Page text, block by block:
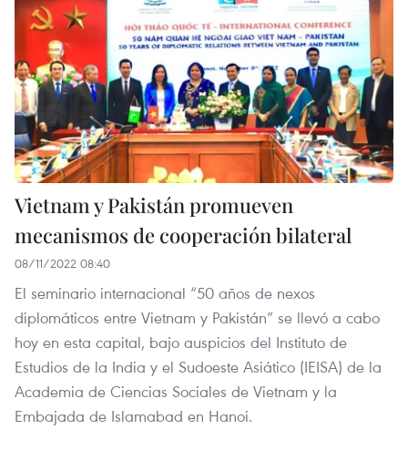
Vietnam y Pakistán promueven
mecanismos de cooperación bilateral
08/11/2022 08:40
El seminario internacional “50 años de nexos
diplomáticos entre Vietnam y Pakistán” se llevó a cabo
hoy en esta capital, bajo auspicios del Instituto de
Estudios de la India y el Sudoeste Asiático (IEISA) de la
Academia de Ciencias Sociales de Vietnam y la
Embajada de Islamabad en Hanoi.